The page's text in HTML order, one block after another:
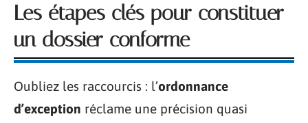
Les étapes clés pour constituer
un dossier conforme
Oubliez les raccourcis : l’ordonnance
d’exception réclame une précision quasi